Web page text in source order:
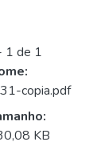
1 de 1
copia.pdf
KB